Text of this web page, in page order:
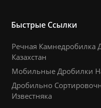
Быстрые Ссылки
Речная Камнедробилка
Казахстан
Мобильные Дробилки
Дробильно
Известняка